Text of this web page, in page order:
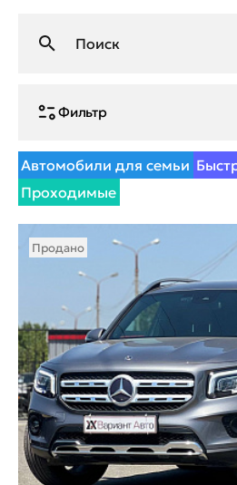
Фильтр
Автомобили для семьи
Проходимые
Продано